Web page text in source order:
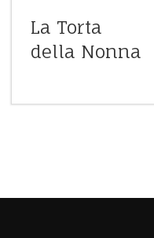
La Torta
della Nonna